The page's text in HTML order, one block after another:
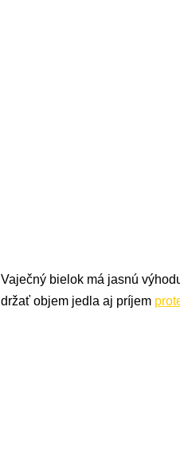
Vaječný bielok má jasnú
držať objem jedla aj príjem